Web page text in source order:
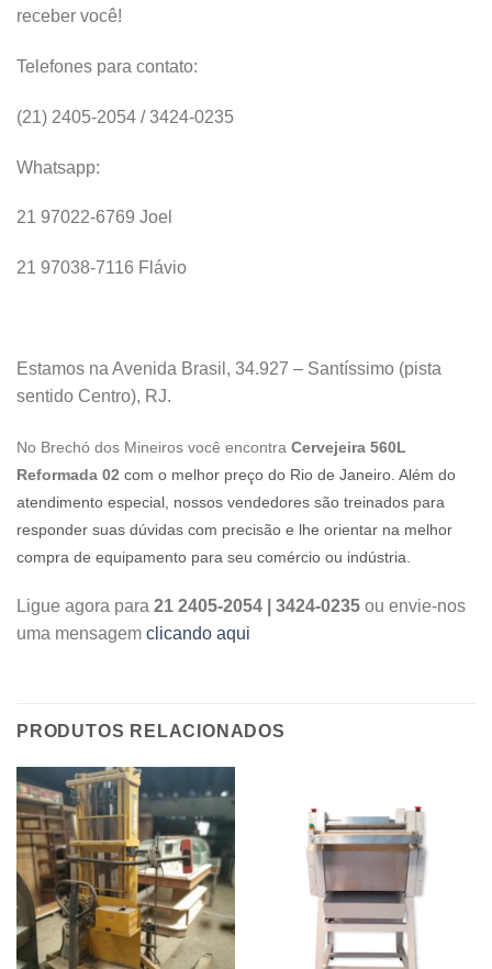
receber você!
Telefones para contato:
(21) 2405-2054 / 3424-0235
Whatsapp:
21 97022-6769 Joel
21 97038-7116 Flávio
Estamos na Avenida Brasil, 34.927 – Santíssimo (pista
sentido Centro), RJ.
No Brechó dos Mineiros você encontra Cervejeira 560L
Reformada 02 com o melhor preço do Rio de Janeiro. Além do
atendimento especial, nossos vendedores são treinados para
responder suas dúvidas com precisão e lhe orientar na melhor
compra de equipamento para seu comércio ou indústria.
Ligue agora para 21 2405-2054 | 3424-0235 ou envie-nos
uma mensagem clicando aqui
PRODUTOS RELACIONADOS